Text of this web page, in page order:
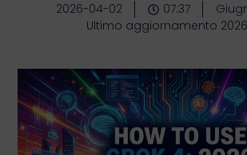
2026-04-02 07:37
Ultimo aggiornamento